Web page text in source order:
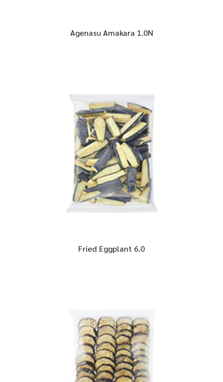
Agenasu Amakara 1.0N
Fried Eggplant 6.0